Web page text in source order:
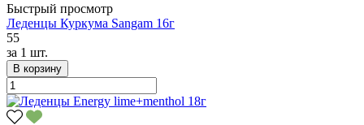
Быстрый просмотр
Леденцы Куркума Sangam 16г
55
за 1 шт.
В корзину